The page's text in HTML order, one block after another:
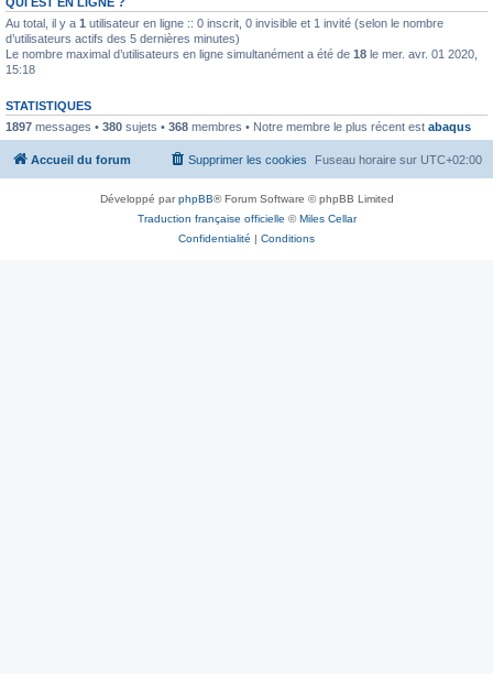
Au total, il y a 1 utilisateur en ligne :: 0 inscrit, 0 invisible et 1 invité (selon le nombre
d’utilisateurs actifs des 5 dernières minutes)
Le nombre maximal d’utilisateurs en ligne simultanément a été de 18 le mer. avr. 01 2020,
15:18
STATISTIQUES
1897 messages • 380 sujets • 368 membres • Notre membre le plus récent est abaqus
Accueil du forum Fuseau horaire sur UTC+02:00
Supprimer les cookies
Développé parphpBB® Forum Software © phpBB Limited
Traduction française officielle ©Miles Cellar
Confidentialité | Conditions